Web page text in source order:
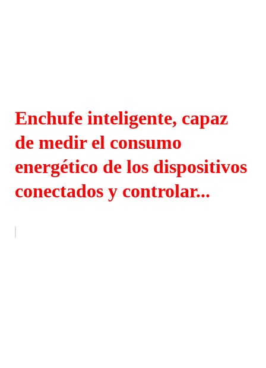
Enchufe inteligente, capaz
de medir el consumo
energético de los dispositivos
conectados y controlar...